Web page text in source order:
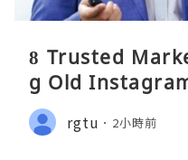
8 Trusted
g Old
rgtu 2小時前